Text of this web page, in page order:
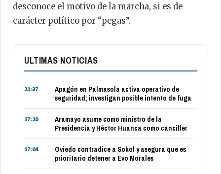
desconoce el motivo de la marcha, si es de
carácter político por “pegas”.
ULTIMAS NOTICIAS
21:37
Apagón en Palmasola activa operativo de
seguridad; investigan posible intento de fuga
17:20
Aramayo asume como ministro de la
Presidencia y Héctor Huanca como canciller
17:04
Oviedo contradice a Sokol y asegura que es
prioritario detener a Evo Morales